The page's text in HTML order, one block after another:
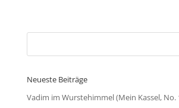
Neueste Beiträge
Vadim im Wurstehimmel (Mein Kassel, No.